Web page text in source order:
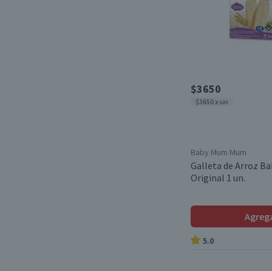
$3650
$3650 x un
Baby Mum Mum
Galleta de Arroz
Original 1 un.
5.0